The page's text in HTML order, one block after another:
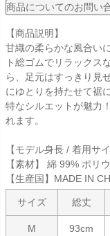
商品についてのお問い
【商品説明】
甘織の柔らかな風合い
ト総ゴムでリラックス
ら、足元はすっきり見
にゆとりを持たせて裾
特なシルエットが魅力
れます。
【モデル身長 / 着用サ
【素材】 綿 99% ポリ
【生産国】MADE IN
サイズ 総丈
M 93cm